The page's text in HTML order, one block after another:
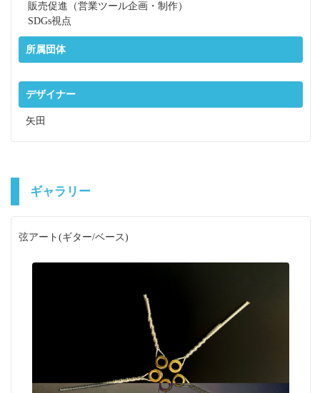
販売促進（営業ツール企画・制作）
SDGs視点
所属団体
デザイナー
矢田
ギャラリー
弦アート(ギター/ベース)